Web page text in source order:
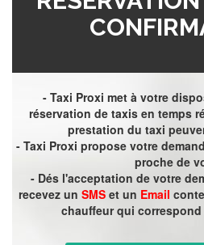
- Taxi Proxi met à votre
réservation de taxis en temps
prestation du taxi
- Taxi Proxi propose votre
proche de
- Dés l'acceptation de votre
recevez un SMSet un Email
chauffeur qui correspond